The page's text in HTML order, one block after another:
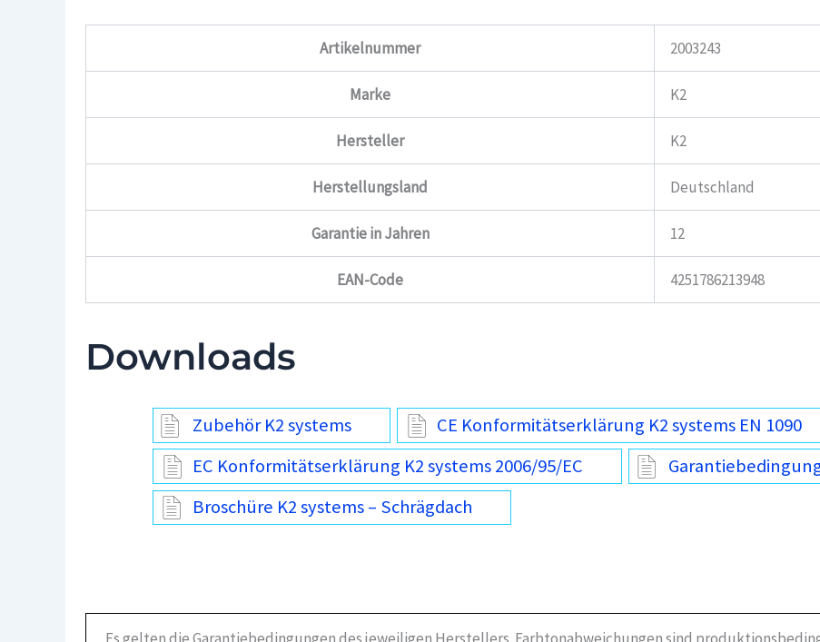
Artikelnummer 2003243
Marke K2
Hersteller K2
Herstellungsland Deutschland
Garantie in Jahren 12
EAN-Code 4251786213948
Downloads
Zubehör K2 systems
CE Konformitätserklärung K2 systems EN 1090
EC Konformitätserklärung K2 systems 2006/95/EC
Broschüre K2 systems – Schrägdach
Es gelten die Garantiebedingungen des jeweiligen Herstellers. Farbtonabweichungen sind